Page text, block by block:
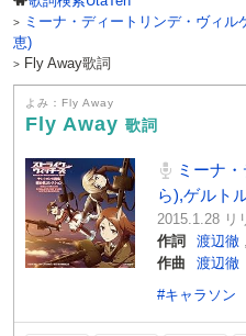
ミーナ・ディートリンデ・ヴィ
恵)
Fly Away歌詞
よみ：Fly Away
Fly Away 歌詞
ミーナ
ら),ゲルト
2015.1.28 リ
作詞
渡辺徹 ,
作曲
渡辺徹
#キャラソン